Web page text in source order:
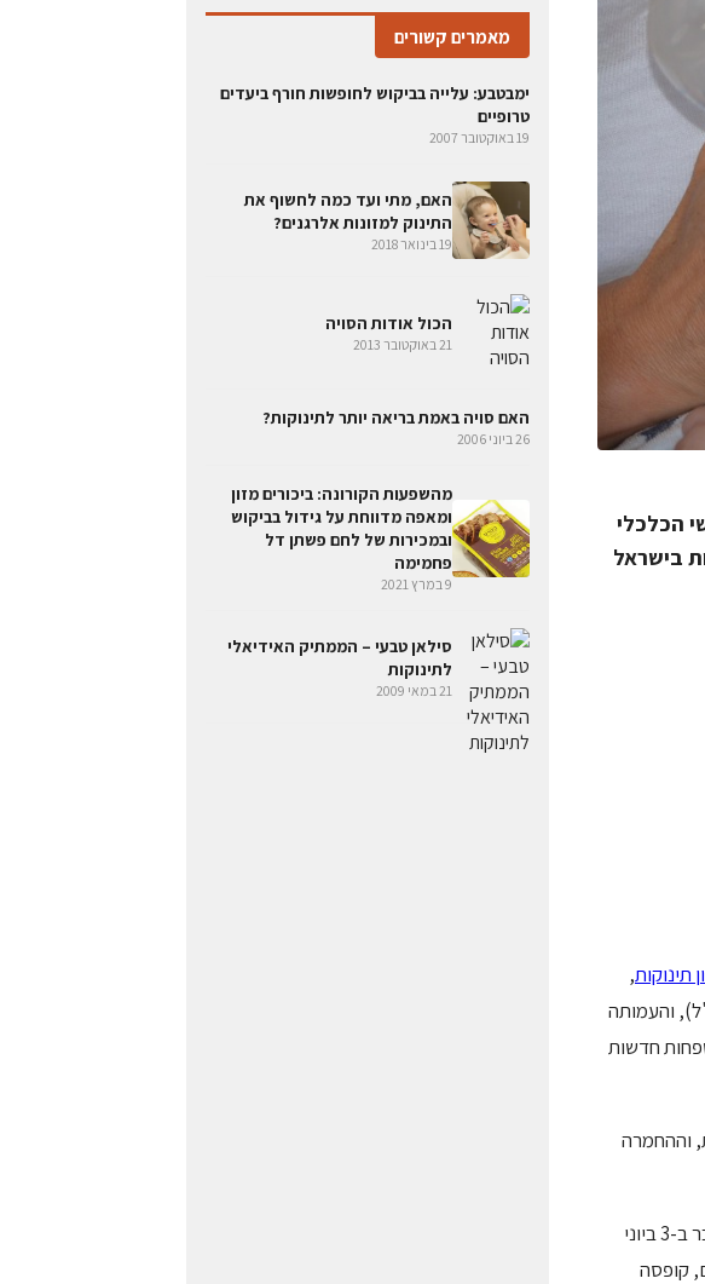
הכלכלי
בישראל
תינוקות,
(תמ"ל), והעמותה
חדשות
וההחמרה
הנתונים מתפרסמים בצל הודעת היצרניות על עלייה צפויה של 7% במחירי התמ"ל, שתיכנס לתוקף כבר ב-3 ביוני
לעלייה מצטברת של כ־30% במחירים מאז שנת 2020. כיום, קופסה
מאמרים קשורים
ימבטבע: עלייה בביקוש לחופשות חורף ביעדים
טרופיים
19 באוקטובר 2007
האם, מתי ועד כמה לחשוף את
התינוק למזונות אלרגנים?
19 בינואר 2018
הכול אודות הסויה
21 באוקטובר 2013
האם סויה באמת בריאה יותר לתינוקות?
26 ביוני 2006
מהשפעות הקורונה: ביכורים מזון
ומאפה מדווחת על גידול בביקוש
ובמכירות של לחם פשתן דל
פחמימה
9 במרץ 2021
סילאן טבעי – הממתיק האידיאלי
לתינוקות
21 במאי 2009